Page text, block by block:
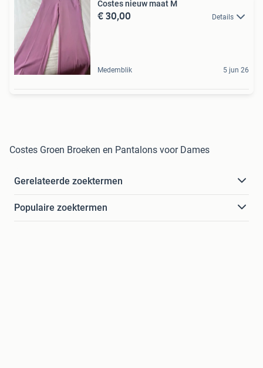
Costes nieuw maat M
€ 30,00 Details
Medemblik 5 jun 26
Costes Groen Broeken en Pantalons voor Dames
Gerelateerde zoektermen
Populaire zoektermen